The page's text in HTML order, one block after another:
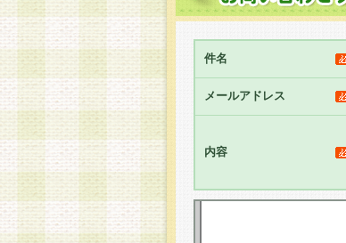
件名
メールアドレス
内容